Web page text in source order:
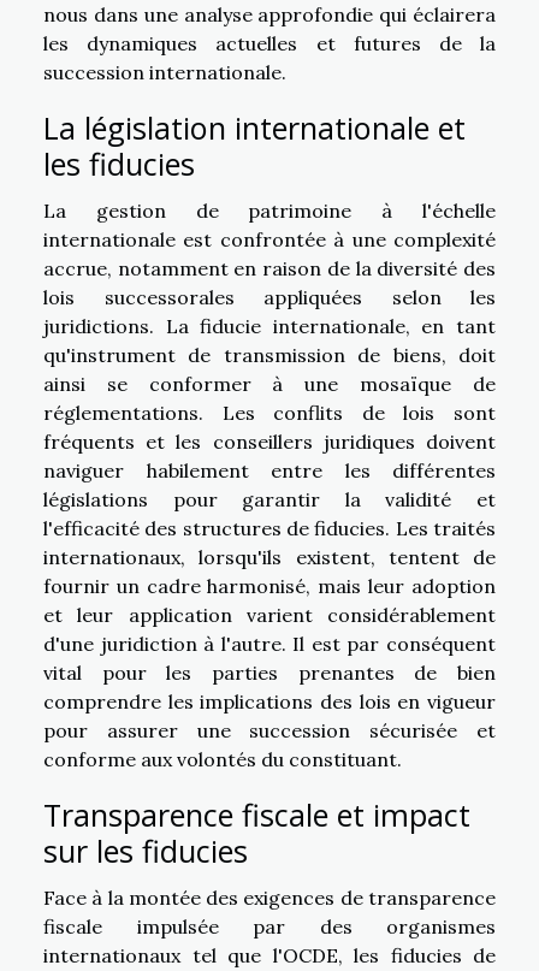
nous dans une analyse approfondie qui éclairera
les dynamiques actuelles et futures de la
succession internationale.
La législation internationale et
les fiducies
La gestion de patrimoine à l'échelle
internationale est confrontée à une complexité
accrue, notamment en raison de la diversité des
lois successorales appliquées selon les
juridictions. La fiducie internationale, en tant
qu'instrument de transmission de biens, doit
ainsi se conformer à une mosaïque de
réglementations. Les conflits de lois sont
fréquents et les conseillers juridiques doivent
naviguer habilement entre les différentes
législations pour garantir la validité et
l'efficacité des structures de fiducies. Les traités
internationaux, lorsqu'ils existent, tentent de
fournir un cadre harmonisé, mais leur adoption
et leur application varient considérablement
d'une juridiction à l'autre. Il est par conséquent
vital pour les parties prenantes de bien
comprendre les implications des lois en vigueur
pour assurer une succession sécurisée et
conforme aux volontés du constituant.
Transparence fiscale et impact
sur les fiducies
Face à la montée des exigences de transparence
fiscale impulsée par des organismes
internationaux tel que l'OCDE, les fiducies de